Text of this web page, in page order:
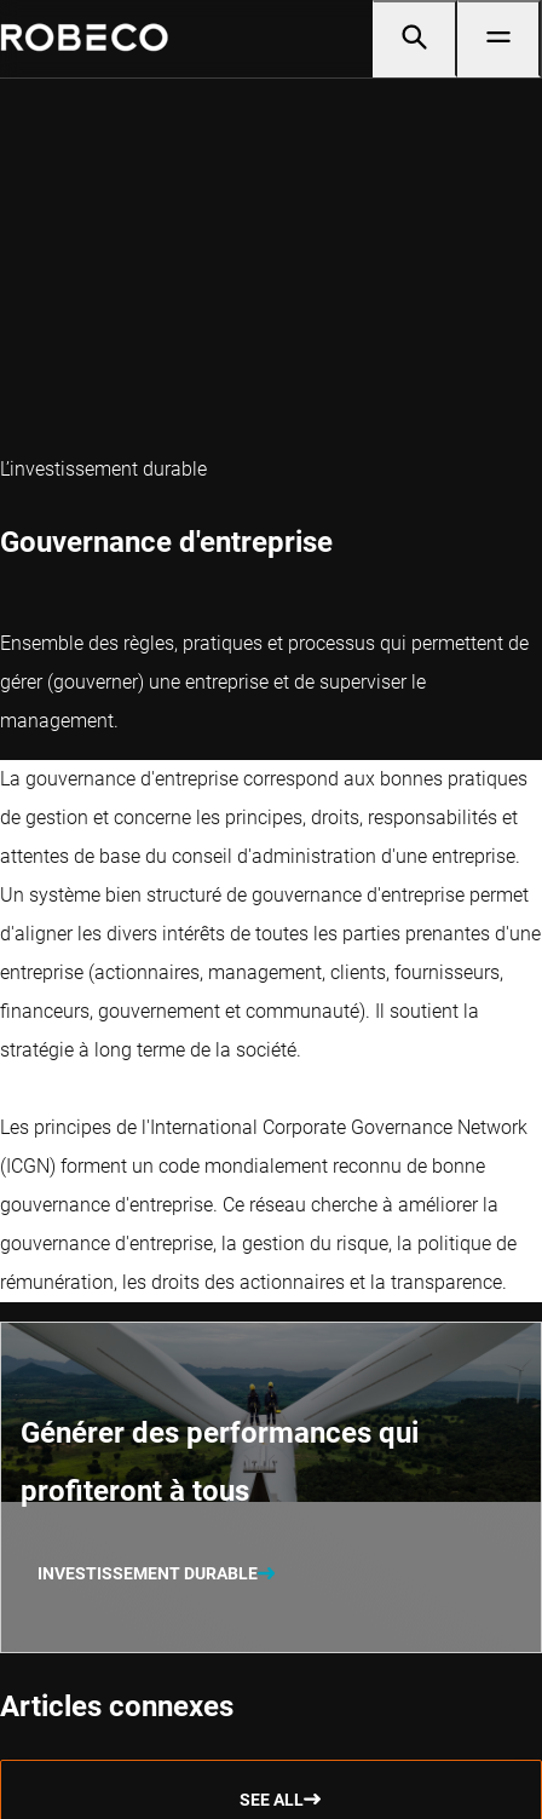
L’investissement durable
Gouvernance d'entreprise
Ensemble des règles, pratiques et processus qui permettent de
gérer (gouverner) une entreprise et de superviser le
management.
La gouvernance d'entreprise correspond aux bonnes pratiques
de gestion et concerne les principes, droits, responsabilités et
attentes de base du conseil d'administration d'une entreprise.
Un système bien structuré de gouvernance d'entreprise permet
d'aligner les divers intérêts de toutes les parties prenantes d'une
entreprise (actionnaires, management, clients, fournisseurs,
financeurs, gouvernement et communauté). Il soutient la
stratégie à long terme de la société.
Les principes de l'International Corporate Governance Network
(ICGN) forment un code mondialement reconnu de bonne
gouvernance d'entreprise. Ce réseau cherche à améliorer la
gouvernance d'entreprise, la gestion du risque, la politique de
rémunération, les droits des actionnaires et la transparence.
Générer des performances qui
profiteront à tous
INVESTISSEMENT DURABLE
Articles connexes
SEE ALL